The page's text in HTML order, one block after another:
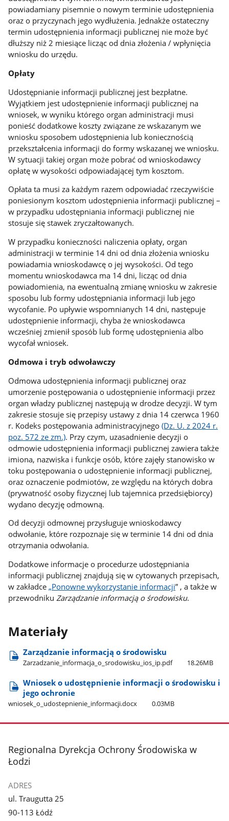
powiadamiany pisemnie o nowym terminie udostępnienia
oraz o przyczynach jego wydłużenia. Jednakże ostateczny
termin udostępnienia informacji publicznej nie może być
dłuższy niż 2 miesiące licząc od dnia złożenia / wpłynięcia
wniosku do urzędu.
Opłaty
Udostępnianie informacji publicznej jest bezpłatne.
Wyjątkiem jest udostępnienie informacji publicznej na
wniosek, w wyniku którego organ administracji musi
ponieść dodatkowe koszty związane ze wskazanym we
wniosku sposobem udostępnienia lub koniecznością
przekształcenia informacji do formy wskazanej we wniosku.
W sytuacji takiej organ może pobrać od wnioskodawcy
opłatę w wysokości odpowiadającej tym kosztom.
Opłata ta musi za każdym razem odpowiadać rzeczywiście
poniesionym kosztom udostępnienia informacji publicznej –
w przypadku udostępniania informacji publicznej nie
stosuje się stawek zryczałtowanych.
W przypadku konieczności naliczenia opłaty, organ
administracji w terminie 14 dni od dnia złożenia wniosku
powiadamia wnioskodawcę o jej wysokości. Od tego
momentu wnioskodawca ma 14 dni, licząc od dnia
powiadomienia, na ewentualną zmianę wniosku w zakresie
sposobu lub formy udostępniania informacji lub jego
wycofanie. Po upływie wspomnianych 14 dni, następuje
udostępnienie informacji, chyba że wnioskodawca
wcześniej zmienił sposób lub formę udostępnienia albo
wycofał wniosek.
Odmowa i tryb odwoławczy
Odmowa udostępnienia informacji publicznej oraz
umorzenie postępowania o udostępnienie informacji przez
organ władzy publicznej następują w drodze decyzji. W tym
zakresie stosuje się przepisy ustawy z dnia 14 czerwca 1960
r. Kodeks postępowania administracyjnego(Dz. U. z 2024 r.
poz. 572 ze zm.). Przy czym, uzasadnienie decyzji o
odmowie udostępnienia informacji publicznej zawiera także
imiona, nazwiska i funkcje osób, które zajęły stanowisko w
toku postępowania o udostępnienie informacji publicznej,
oraz oznaczenie podmiotów, ze względu na których dobra
(prywatność osoby fizycznej lub tajemnica przedsiębiorcy)
wydano decyzję odmowną.
Od decyzji odmownej przysługuje wnioskodawcy
odwołanie, które rozpoznaje się w terminie 14 dni od dnia
otrzymania odwołania.
Dodatkowe informacje o procedurze udostępniania
informacji publicznej znajdują się w cytowanych przepisach,
w zakładce„Ponowne wykorzystanie informacji” , a także w
przewodniku Zarządzanie informacją o środowisku.
Materiały
Zarządzanie informacją o środowisku
Zarzadzanie​_informacja​_o​_srodowisku​_ios​_ip.pdf 18.26MB
Wniosek o udostępnienie informacji o środowisku i
jego ochronie
wniosek​_o​_udostepnienie​_informacji.docx 0.03MB
stopka
Regionalna Dyrekcja Ochrony Środowiska w
Łodzi
ADRES
ul. Traugutta 25
90-113 Łódź